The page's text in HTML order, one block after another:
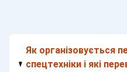
Як організовується
спецтехніки і які